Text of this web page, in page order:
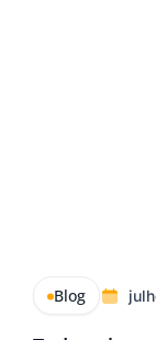
Blog